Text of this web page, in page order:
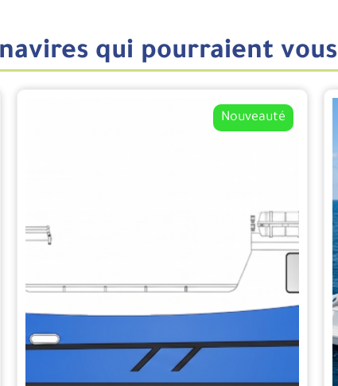
qui pourraient
Nouveauté